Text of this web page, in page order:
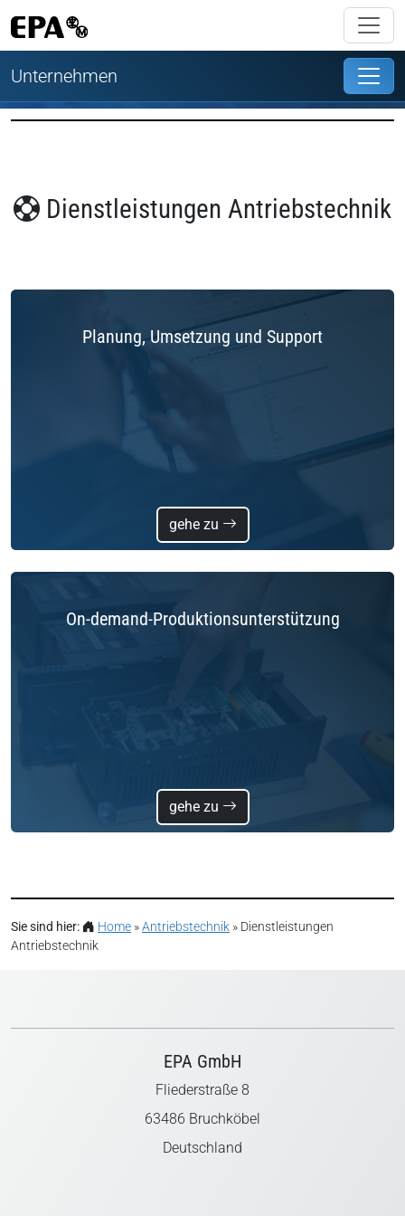
Unternehmen
Dienstleistungen Antriebstechnik
Planung, Umsetzung und Support
gehe zu
On-demand-Produktionsunterstützung
gehe zu
Sie sind hier: Home »Antriebstechnik » Dienstleistungen
Antriebstechnik
EPA GmbH
Fliederstraße 8
63486 Bruchköbel
Deutschland